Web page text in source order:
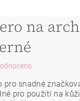
na
pro snadné
pro použití na